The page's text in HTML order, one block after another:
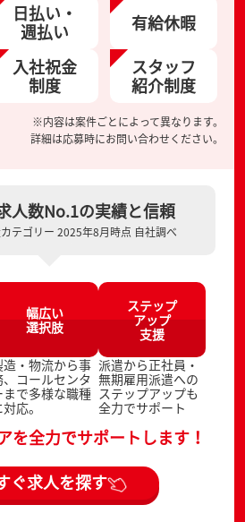
日払い・
週払い 有給休暇
入社祝金
制度
スタッフ
紹介制度
※内容は案件ごとによって異なります。
詳細は応募時にお問い合わせください。
人数No.1の実績と信頼
テゴリー 2025年8月時点 自社調べ
幅広い
選択肢
造・物流から事
、コールセンタ
まで多様な職種
応。
ステップ
アップ
支援
派遣から正社員・
無期雇用派遣への
ステップアップも
全力でサポート
を全力でサポートします！
ぐ求人を探す